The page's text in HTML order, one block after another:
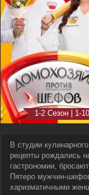
1-2 Сезон | 1-
В студии
рецепты рождались
гастрономии,
Пятеро мужчин-
харизматичными